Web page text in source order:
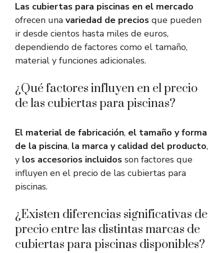
Las cubiertas para piscinas en el mercado
ofrecen una variedad de precios que pueden
ir desde cientos hasta miles de euros,
dependiendo de factores como el tamaño,
material y funciones adicionales.
¿Qué factores influyen en el precio
de las cubiertas para piscinas?
El material de fabricación, el tamaño y forma
de la piscina, la marca y calidad del producto,
y los accesorios incluidos son factores que
influyen en el precio de las cubiertas para
piscinas.
¿Existen diferencias significativas de
precio entre las distintas marcas de
cubiertas para piscinas disponibles?